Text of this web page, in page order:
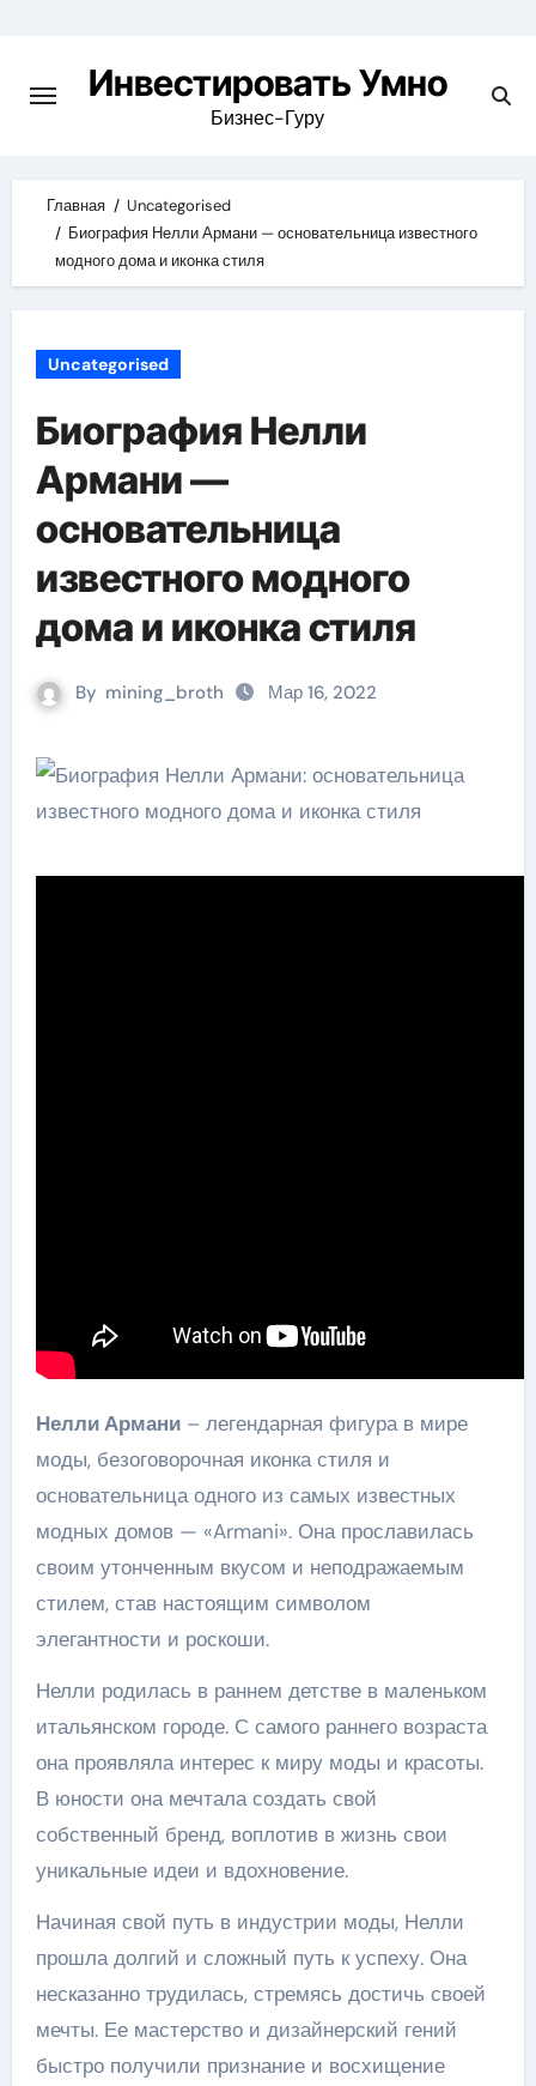
content
Инвестировать Умно
Бизнес-Гуру
Главная
Uncategorised
Биография Нелли Армани — основательница известного
модного дома и иконка стиля
Uncategorised
Биография Нелли
Армани —
основательница
известного модного
дома и иконка стиля
By mining_broth Мар 16, 2022
Нелли Армани– легендарная фигура в мире
моды, безоговорочная иконка стиля и
основательница одного из самых известных
модных домов — «Armani». Она прославилась
своим утонченным вкусом и неподражаемым
стилем, став настоящим символом
элегантности и роскоши.
Нелли родилась в раннем детстве в маленьком
итальянском городе. С самого раннего возраста
она проявляла интерес к миру моды и красоты.
В юности она мечтала создать свой
собственный бренд, воплотив в жизнь свои
уникальные идеи и вдохновение.
Начиная свой путь в индустрии моды, Нелли
прошла долгий и сложный путь к успеху. Она
несказанно трудилась, стремясь достичь своей
мечты. Ее мастерство и дизайнерский гений
быстро получили признание и восхищение